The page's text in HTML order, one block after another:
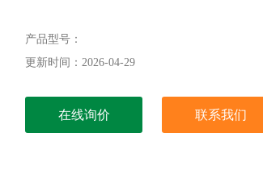
产品型号：
更新时间：2026-04-29
在线询价 联系我们